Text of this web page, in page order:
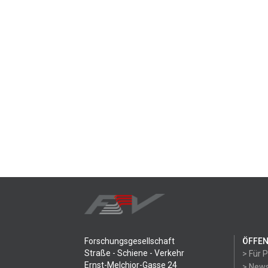
Forschungsgesellschaft
Straße - Schiene - Verkehr
Ernst-Melchior-Gasse 24
> Für